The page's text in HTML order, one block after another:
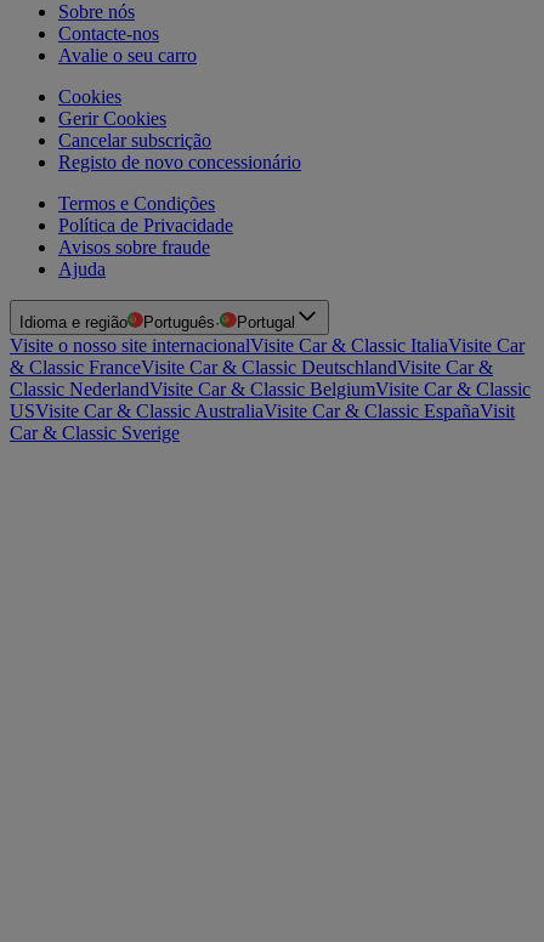
Sobre nós
Contacte-nos
Avalie o seu carro
Cookies
Gerir Cookies
Cancelar subscrição
Registo de novo concessionário
Termos e Condições
Política de Privacidade
Avisos sobre fraude
Ajuda
Idioma e região Português· Portugal
Visite o nosso site internacionalVisite Car & Classic ItaliaVisite Car
& Classic FranceVisite Car & Classic DeutschlandVisite Car &
Classic NederlandVisite Car & Classic BelgiumVisite Car & Classic
USVisite Car & Classic AustraliaVisite Car & Classic EspañaVisit
Car & Classic Sverige